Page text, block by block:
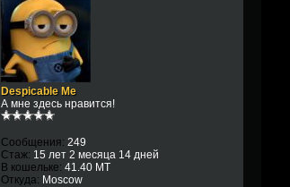
Despicable Me
А мне здесь нравится!
Сообщения: 249
Стаж: 15 лет 2 месяца 14 дней
В кошельке: 41.40 MT
Откуда: Moscow